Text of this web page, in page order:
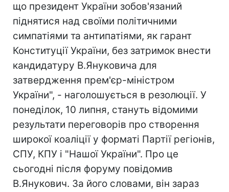
що президент України зобов'язаний
піднятися над своїми політичними
симпатіями та антипатіями, як гарант
Конституції України, без затримок внести
кандидатуру В.Януковича для
затвердження прем'єр-міністром
України", - наголошується в резолюції. У
понеділок, 10 липня, стануть відомими
результати переговорів про створення
широкої коаліції у форматі Партії регіонів,
СПУ, КПУ і "Нашої України". Про це
сьогодні після форуму повідомив
В.Янукович. За його словами, він зараз